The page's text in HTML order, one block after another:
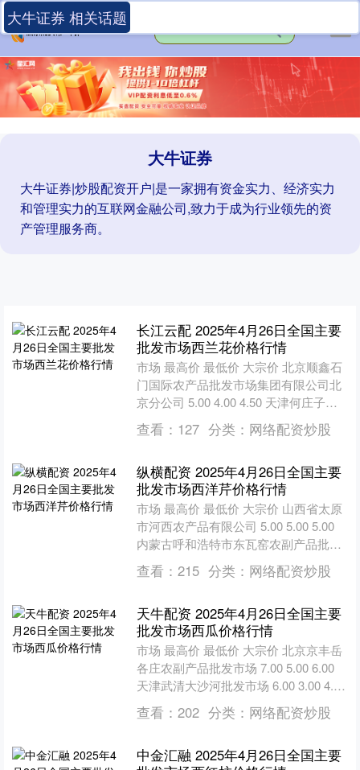
大牛证券
大牛证券|炒股配资开户|是一家拥有资金实力、经济实力
和管理实力的互联网金融公司,致力于成为行业领先的资
产管理服务商。
大牛证券 相关话题
长江云配 2025年4月26日全国主要
批发市场西兰花价格行情
市场 最高价 最低价 大宗价 北京顺鑫石
门国际农产品批发市场集团有限公司北
京分公司 5.00 4.00 4.50 天津何庄子农
产品批发市场 4.40 4.00 ....
查看： 127 分类： 网络配资炒股
纵横配资 2025年4月26日全国主要
批发市场西洋芹价格行情
市场 最高价 最低价 大宗价 山西省太原
市河西农产品有限公司 5.00 5.00 5.00
内蒙古呼和浩特市东瓦窑农副产品批发
市场有限责任公司 5.00 3.8....
查看： 215 分类： 网络配资炒股
天牛配资 2025年4月26日全国主要
批发市场西瓜价格行情
市场 最高价 最低价 大宗价 北京京丰岳
各庄农副产品批发市场 7.00 5.00 6.00
天津武清大沙河批发市场 6.00 3.00 4.50
天津市金钟河蔬....
查看： 202 分类： 网络配资炒股
中金汇融 2025年4月26日全国主要